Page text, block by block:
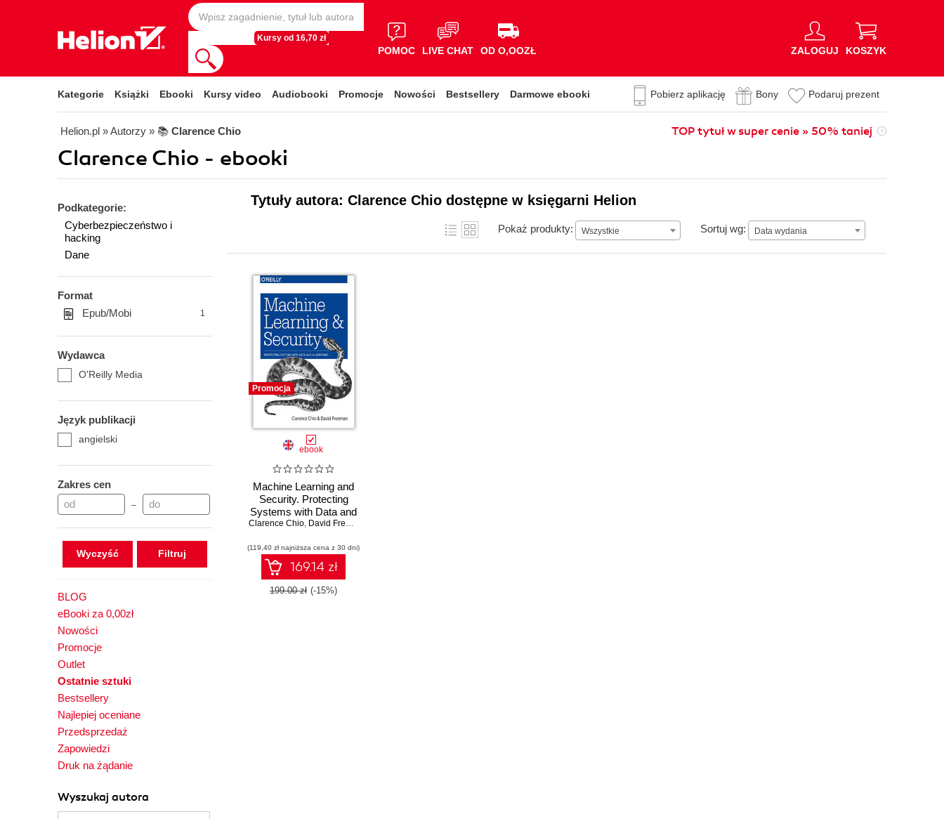
Kursy od 16,70 zł
POMOC LIVE CHAT OD O,OOZŁ ZALOGUJ KOSZYK
Kategorie Książki Ebooki Kursy video Audiobooki Promocje Nowości Bestsellery Darmowe ebooki Pobierz aplikację Bony Podaruj prezent
Helion.pl » Autorzy » 📚 Clarence Chio TOP tytuł w super cenie » 50% taniej
Clarence Chio - ebooki
Podkategorie:
Cyberbezpieczeństwo i
hacking
Dane
Format
Epub/Mobi
1
Wydawca
O'Reilly Media
Język publikacji
angielski
Zakres cen
–
Wyczyść
BLOG
eBooki za 0,00zł
Nowości
Promocje
Outlet
Ostatnie sztuki
Bestsellery
Najlepiej oceniane
Przedsprzedaż
Zapowiedzi
Druk na żądanie
Wyszukaj autora
Tytuły autora: Clarence Chio dostępne w księgarni Helion
Pokaż produkty: Wszystkie Sortuj wg: Data wydania
Data wydania
Promocja
ebook
Machine Learning and
Security. Protecting
Systems with Data and
Algorithms
Clarence Chio, David Freeman
(119,40 zł najniższa cena z 30 dni)
169.14 zł
199.00 zł (-15%)